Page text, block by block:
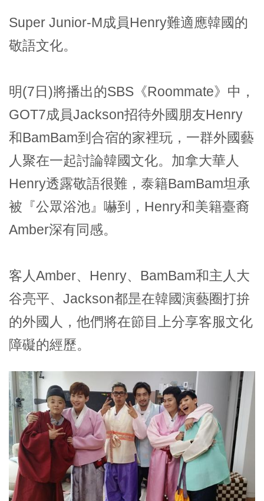
Super Junior-M成員Henry難適應韓國的
敬語文化。
明(7日)將播出的SBS《Roommate》中，
GOT7成員Jackson招待外國朋友Henry
和BamBam到合宿的家裡玩，一群外國藝
人聚在一起討論韓國文化。加拿大華人
Henry透露敬語很難，泰籍BamBam坦承
被『公眾浴池』嚇到，Henry和美籍臺裔
Amber深有同感。
客人Amber、Henry、BamBam和主人大
谷亮平、Jackson都昰在韓國演藝圈打拚
的外國人，他們將在節目上分享客服文化
障礙的經歷。